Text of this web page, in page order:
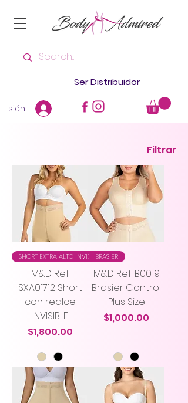
Ser Distribuidor
Filtrar
SHORT EXTRA ALTO INVISIBLE
M&D Ref
SXA01712 Short
con realce
INVISIBLE
Precio
$1,800.00
BRASIER
M&D Ref. B0019
Brasier Control
Plus Size
Precio
$1,000.00